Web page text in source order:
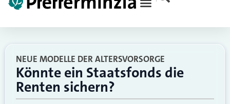
NEUE MODELLE DER ALTERSVORSORGE
Könnte ein Staatsfonds die
Renten sichern?